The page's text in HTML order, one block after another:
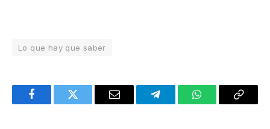
Lo que hay que saber
FacebookTwitter Email TelegramWhatsAppCopy